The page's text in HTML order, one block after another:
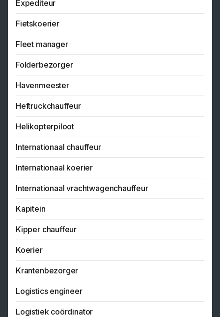
Expediteur
Fietskoerier
Fleet manager
Folderbezorger
Havenmeester
Heftruckchauffeur
Helikopterpiloot
Internationaal chauffeur
Internationaal koerier
Internationaal vrachtwagenchauffeur
Kapitein
Kipper chauffeur
Koerier
Krantenbezorger
Logistics engineer
Logistiek coördinator